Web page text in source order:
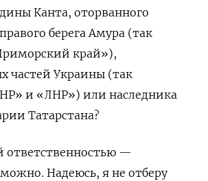
Канта, оторванного
берега Амура (так
край»),
частей Украины (так
и «ЛНР») или наследника
Татарстана?
ответственностью —
Надеюсь, я не отберу